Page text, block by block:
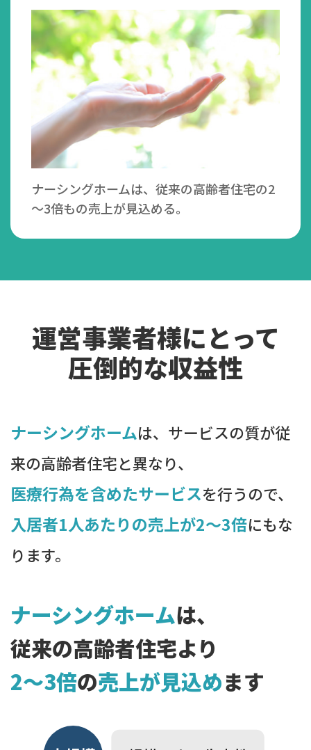
ナーシングホームは、従来の高齢者住宅の2
～3倍もの売上が見込める。
運営事業者様にとって
圧倒的な収益性
ナーシングホームは、サービスの質が従
来の高齢者住宅と異なり、
医療行為を含めたサービスを行うので、
入居者1人あたりの売上が2～3倍にもな
ります。
ナーシングホームは、
従来の高齢者住宅より
2〜3倍の売上が見込めます